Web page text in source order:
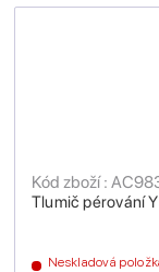
Tlumič pérování
Kód zboží :
Neskladová